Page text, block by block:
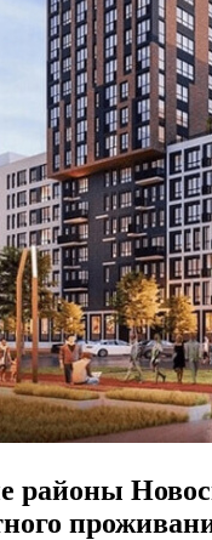
районы